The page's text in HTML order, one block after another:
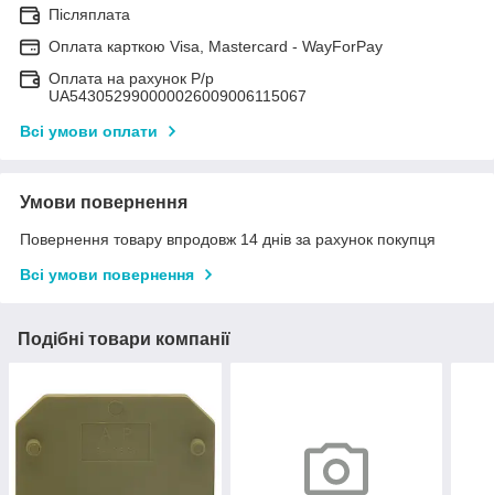
Післяплата
Оплата карткою Visa, Mastercard - WayForPay
Оплата на рахунок Р/р
UA543052990000026009006115067
Всі умови оплати
Умови повернення
Повернення товару впродовж 14 днів за рахунок покупця
Всі умови повернення
Подібні товари компанії